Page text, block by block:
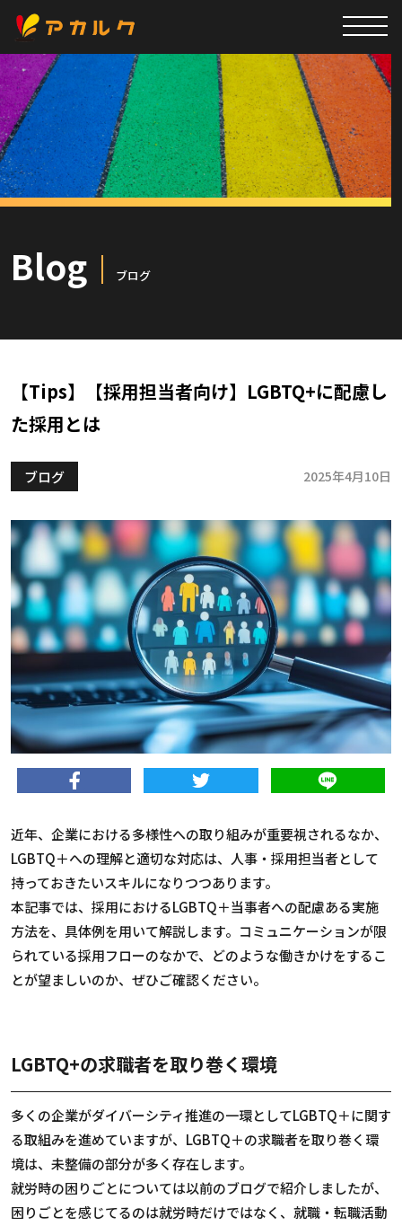
Blog ブログ
【Tips】【採用担当者向け】LGBTQ+に配慮し
た採用とは
ブログ 2025年4月10日
近年、企業における多様性への取り組みが重要視されるなか、
LGBTQ＋への理解と適切な対応は、人事・採用担当者として
持っておきたいスキルになりつつあります。
本記事では、採用におけるLGBTQ＋当事者への配慮ある実施
方法を、具体例を用いて解説します。コミュニケーションが限
られている採用フローのなかで、どのような働きかけをするこ
とが望ましいのか、ぜひご確認ください。
LGBTQ+の求職者を取り巻く環境
多くの企業がダイバーシティ推進の一環としてLGBTQ＋に関す
る取組みを進めていますが、LGBTQ＋の求職者を取り巻く環
境は、未整備の部分が多く存在します。
就労時の困りごとについては以前のブログで紹介しましたが、
困りごとを感じてるのは就労時だけではなく、就職・転職活動